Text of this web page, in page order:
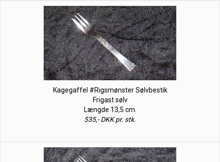
Kagegaffel #Rigsmønster Sølvbestik
Frigast sølv
Længde 13,5 cm.
535,- DKK pr. stk.